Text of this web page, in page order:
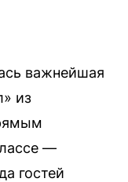
важнейшая
из
—
гостей